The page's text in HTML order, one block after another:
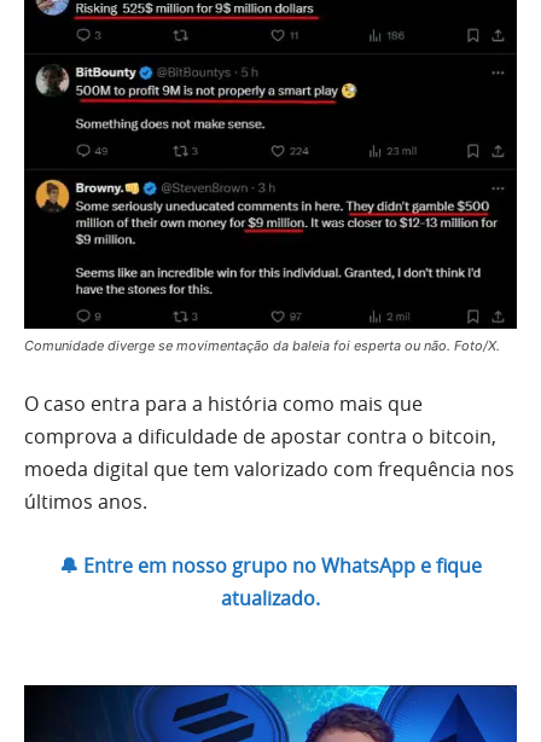
Comunidade diverge se movimentação da baleia foi esperta ou não. Foto/X.
O caso entra para a história como mais que
comprova a dificuldade de apostar contra o bitcoin,
moeda digital que tem valorizado com frequência nos
últimos anos.
🔔 Entre em nosso grupo no WhatsApp e fique
atualizado.